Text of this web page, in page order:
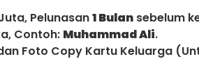
Pelunasan1 Bulan sebelum
Contoh: Muhammad Ali.
Foto Copy Kartu Keluarga